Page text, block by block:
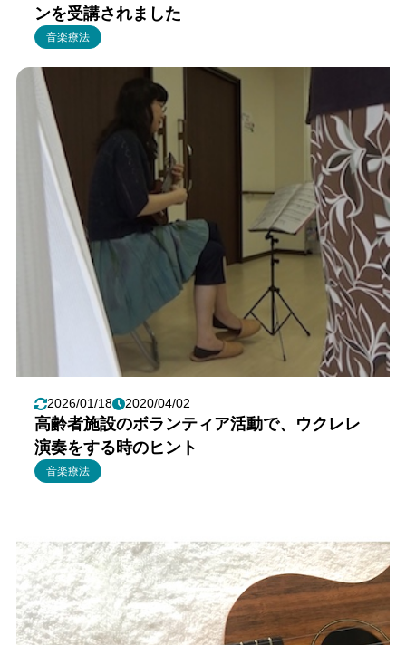
ンを受講されました
音楽療法
2026/01/18 2020/04/02
高齢者施設のボランティア活動で、ウクレレ
演奏をする時のヒント
音楽療法